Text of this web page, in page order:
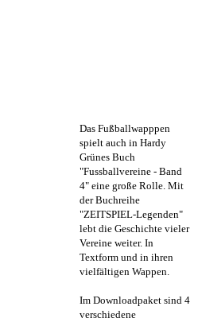
Das Fußballwapppen
spielt auch in Hardy
Grünes Buch
"Fussballvereine - Band
4" eine große Rolle. Mit
der Buchreihe
"ZEITSPIEL-Legenden"
lebt die Geschichte vieler
Vereine weiter. In
Textform und in ihren
vielfältigen Wappen.
Im Downloadpaket sind 4
verschiedene